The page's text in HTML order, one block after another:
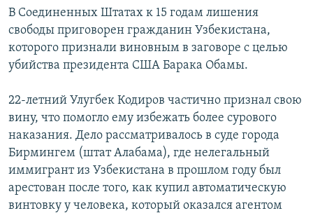
Перейти
поиску
РЕГИОН
НАГОРНЫЙ КАРАБАХ
КУЛЬТУРА
АРХИВ
Հայերեն
English
Русский
В Соединенных Штатах к 15 годам лишения
свободы приговорен гражданин Узбекистана,
которого признали виновным в заговоре с целью
убийства президента США Барака Обамы.
22-летний Улугбек Кодиров частично признал свою
вину, что помогло ему избежать более сурового
наказания. Дело рассматривалось в суде города
Бирмингем (штат Алабама), где нелегальный
иммигрант из Узбекистана в прошлом году был
арестован после того, как купил автоматическую
винтовку у человека, который оказался агентом